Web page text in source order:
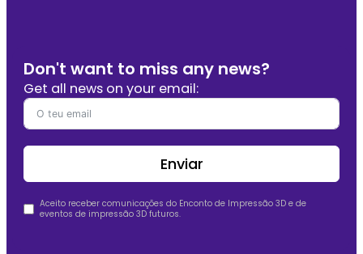
Don't want to miss any news?
Get all news on your email:
Enviar
Aceito receber comunicações do Enconto de Impressão 3D e de
eventos de impressão 3D futuros.